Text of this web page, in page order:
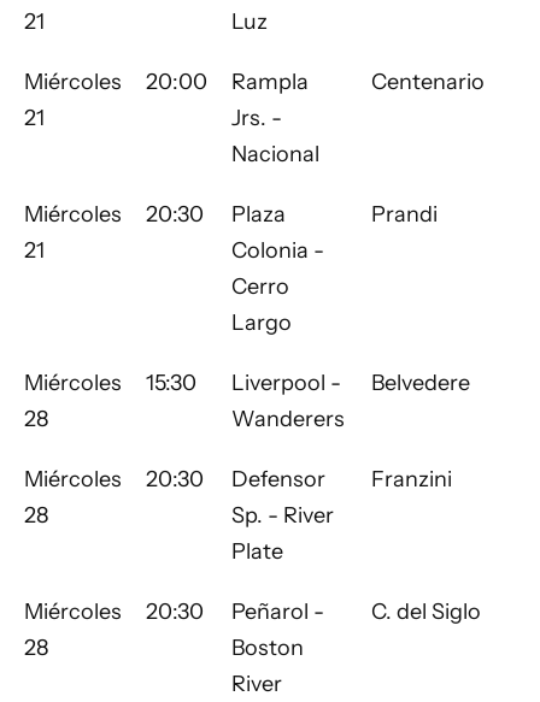
21
Luz
Miércoles
21
20:00
Rampla
Jrs. -
Nacional
Centenario
Miércoles
21
20:30
Plaza
Colonia -
Cerro
Largo
Prandi
Miércoles
28
15:30
Liverpool -
Wanderers
Belvedere
Miércoles
28
20:30
Defensor
Sp. - River
Plate
Franzini
Miércoles
28
20:30
Peñarol -
Boston
River
C. del Siglo